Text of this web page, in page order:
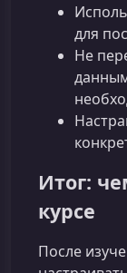
для
Не
Итог:
курсе
После